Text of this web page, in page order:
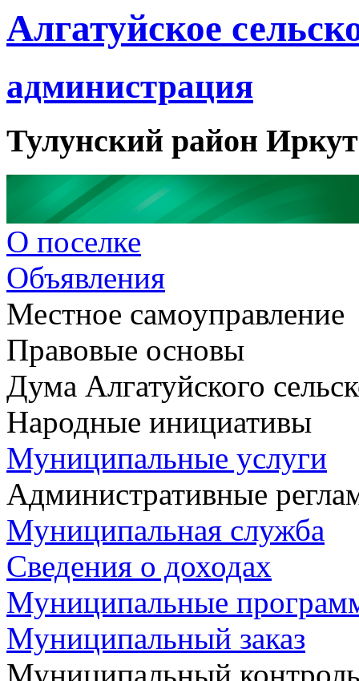
Алгатуйское
администрация
Тулунский район
О поселке
Объявления
Местное самоуправление
Правовые основы
Дума Алгатуйского
Народные инициативы
Муниципальные услуги
Административные
Муниципальная служба
Сведения о доходах
Муниципальные
Муниципальный заказ